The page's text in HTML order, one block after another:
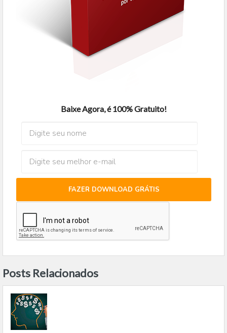
Baixe Agora, é 100% Gratuito!
FAZER DOWNLOAD GRÁTIS
Posts Relacionados